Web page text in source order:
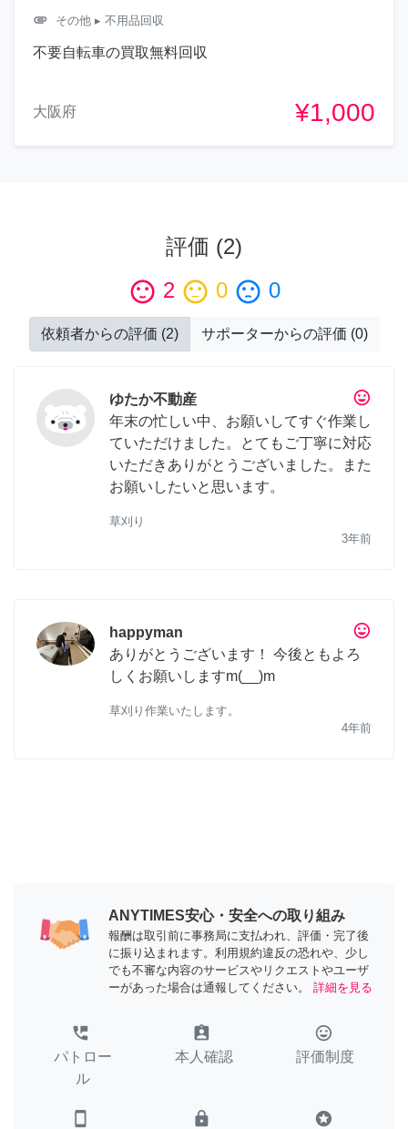
attachment その他 ▸ 不用品回収
不要自転車の買取無料回収
大阪府 ¥1,000
評価 (2)
sentiment_satisfied 2 sentiment_neutral 0 sentiment_dissatisfied 0
依頼者からの評価 (2) サポーターからの評価 (0)
tag_faces
ゆたか不動産
年末の忙しい中、お願いしてすぐ作業し
ていただけました。とてもご丁寧に対応
いただきありがとうございました。また
お願いしたいと思います。
草刈り
3年前
tag_faces
happyman
ありがとうございます！ 今後ともよろ
しくお願いしますm(__)m
草刈り作業いたします。
4年前
ANYTIMES安心・安全への取り組み
報酬は取引前に事務局に支払われ、評価・完了後
に振り込まれます。利用規約違反の恐れや、少し
でも不審な内容のサービスやリクエストやユーザ
ーがあった場合は通報してください。
詳細を見る
perm_phone_msg
パトロー
ル
assignment_ind
本人確認
tag_faces
評価制度
smartphone lock stars